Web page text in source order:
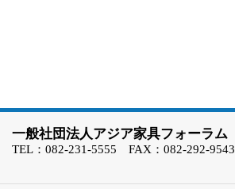
一般社団法人アジア家具フォーラム
TEL：082-231-5555 FAX：082-292-9543